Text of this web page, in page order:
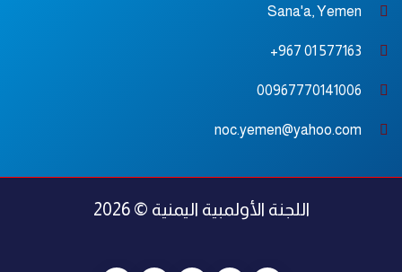
Sana'a, Yemen
577163 01 967+
00967770141006
noc.yemen@yahoo.com
اللجنة الأولمبية اليمنية © 2026